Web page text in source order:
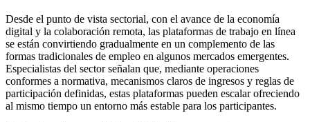
Desde el punto de vista sectorial, con el avance de la economía
digital y la colaboración remota, las plataformas de trabajo en línea
se están convirtiendo gradualmente en un complemento de las
formas tradicionales de empleo en algunos mercados emergentes.
Especialistas del sector señalan que, mediante operaciones
conformes a normativa, mecanismos claros de ingresos y reglas de
participación definidas, estas plataformas pueden escalar ofreciendo
al mismo tiempo un entorno más estable para los participantes.